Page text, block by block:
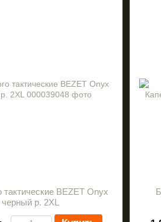
тактические BEZET Onyx
черный р. 2XL